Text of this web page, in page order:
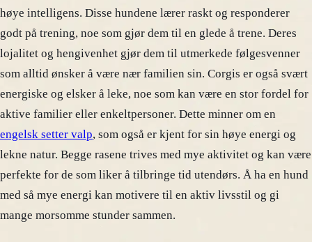
høye intelligens. Disse hundene lærer raskt og responderer
godt på trening, noe som gjør dem til en glede å trene. Deres
lojalitet og hengivenhet gjør dem til utmerkede følgesvenner
som alltid ønsker å være nær familien sin. Corgis er også svært
energiske og elsker å leke, noe som kan være en stor fordel for
aktive familier eller enkeltpersoner. Dette minner om en
engelsk setter valp, som også er kjent for sin høye energi og
lekne natur. Begge rasene trives med mye aktivitet og kan være
perfekte for de som liker å tilbringe tid utendørs. Å ha en hund
med så mye energi kan motivere til en aktiv livsstil og gi
mange morsomme stunder sammen.